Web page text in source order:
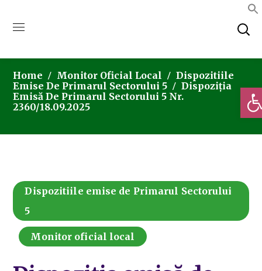
Home Monitor Oficial Local
Dispozitiile
Emise De Primarul Sectorului 5
Dispoziția
Emisă De Primarul Sectorului 5 Nr.
2360/18.09.2025
Dispozitiile emise de Primarul Sectorului
5
Monitor oficial local